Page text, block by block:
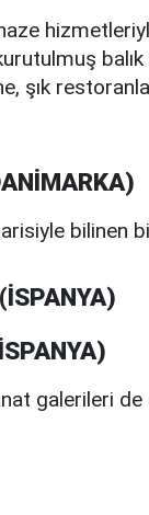
balık
şık
bilinen
galerileri